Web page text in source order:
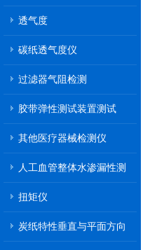
透气度
碳纸透气度仪
过滤器气阻检测
胶带弹性测试装置测试
其他医疗器械检测仪
人工血管整体水渗漏性测
扭矩仪
炭纸特性垂直与平面方向